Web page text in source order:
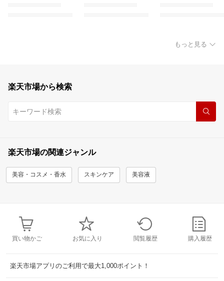
もっと見る
楽天市場から検索
楽天市場の関連ジャンル
美容・コスメ・香水 スキンケア 美容液
買い物かご お気に入り 閲覧履歴 購入履歴
楽天市場アプリのご利用で最大1,000ポイント！